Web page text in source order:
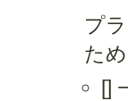
プ
た
[]